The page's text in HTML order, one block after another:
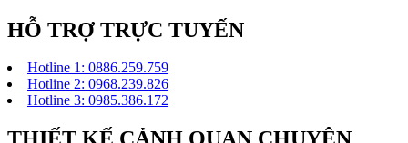
HỖ TRỢ TRỰC TUYẾN
Hotline 1: 0886.259.759
Hotline 2: 0968.239.826
Hotline 3: 0985.386.172